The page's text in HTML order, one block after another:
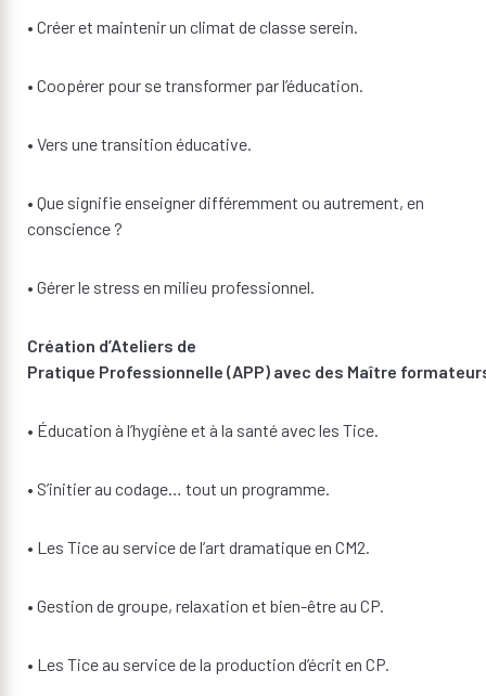
• Créer et maintenir un climat de classe serein.
• Coopérer pour se transformer par l’éducation.
• Vers une transition éducative.
• Que signifie enseigner différemment ou autrement, en
conscience ?
• Gérer le stress en milieu professionnel.
Création d’Ateliers de
Pratique Professionnelle (APP) avec des Maître
• Éducation à l’hygiène et à la santé avec les Tice.
• S’initier au codage… tout un programme.
• Les Tice au service de l’art dramatique en CM2.
• Gestion de groupe, relaxation et bien-être au CP.
• Les Tice au service de la production d’écrit en CP.